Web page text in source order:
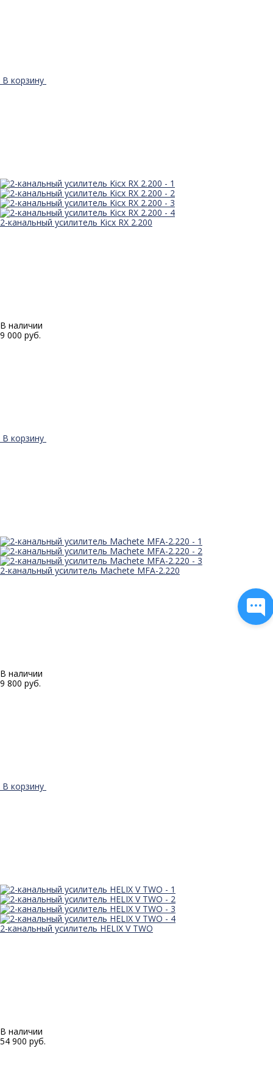
В корзину
2-канальный усилитель Kicx RX 2.200
В наличии
9 000 руб.
В корзину
2-канальный усилитель Machete MFA-2.220
В наличии
9 800 руб.
В корзину
2-канальный усилитель HELIX V TWO
В наличии
54 900 руб.